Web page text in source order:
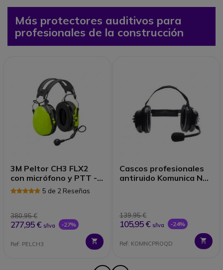
Más protectores auditivos para
profesionales de la construcción
3M Peltor CH3 FLX2
con micrófono y PTT -
Diadema5 de 2 Reseñas
380,95 €
277,95 € s/Iva -27%
Ref: PELCH3
Cascos profesionales
antiruido Komunica NC-
139,95 €
105,95 € s/Iva -24%
Ref: KOMNCPROQD